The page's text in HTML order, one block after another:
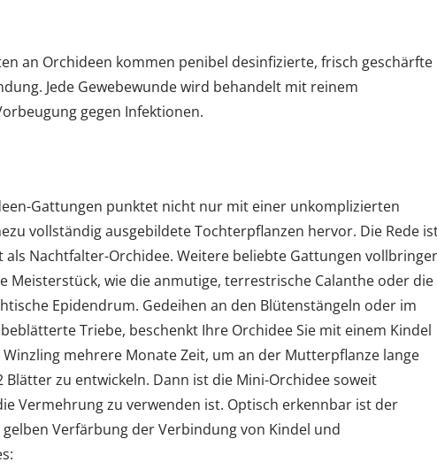
an Orchideen kommen penibel desinfizierte, frisch geschärfte
Jede Gewebewunde wird behandelt mit reinem
gegen Infektionen.
Gattungen punktet nicht nur mit einer unkomplizierten
vollständig ausgebildete Tochterpflanzen hervor. Die Rede
als Nachtfalter-Orchidee. Weitere beliebte Gattungen
Meisterstück, wie die anmutige, terrestrische Calanthe oder die
Epidendrum. Gedeihen an den Blütenstängeln oder im
Triebe, beschenkt Ihre Orchidee Sie mit einem Kindel
Winzling mehrere Monate Zeit, um an der Mutterpflanze lange
zu entwickeln. Dann ist die Mini-Orchidee soweit
Vermehrung zu verwenden ist. Optisch erkennbar ist der
Verfärbung der Verbindung von Kindel und